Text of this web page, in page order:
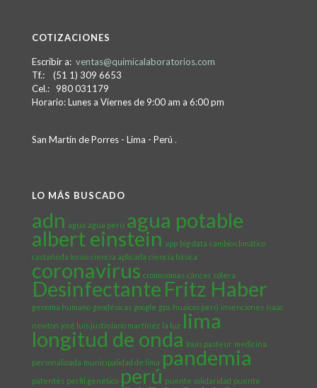
COTIZACIONES
Escribir a: ventas@quimicalaboratorios.com
Tf.: (51 1) 309 6653
Cel.: 980 031179
Horario: Lunes a Viernes de 9:00 am a 6:00 pm
San Martín de Porres - Lima - Perú .
LO MÁS BUSCADO
adn agua agua perú agua potable
albert einstein app big data cambio climático
castañeda lossio ciencia aplicada ciencia básica
coronavirus cromosomas cáncer cólera
Desinfectante Fritz Haber
genoma humano geodésicas google gps huaicos perú invenciones isaac
newton josé luis justiniano martínez la luz lima
longitud de onda louis pasteur medicina
personalizada municipalidad de lima pandemia
patentes perfil genético perú puente solidaridad puente